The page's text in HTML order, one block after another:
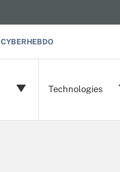
CYBERHEBDO
Technologies